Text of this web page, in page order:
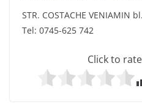
STR. COSTACHE VENIAMIN
Tel: 0745-625 742
Click to